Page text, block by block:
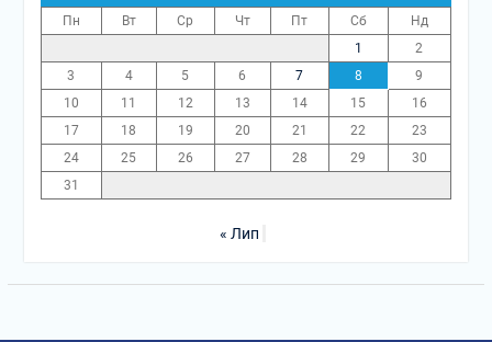
Пн Вт Ср Чт Пт Сб
Нд
1
2
3
4 5 6 7 8
9
10
11 12 13 14 15
16
17
18 19 20 21 22
23
24
25 26 27 28 29
30
31
« Лип